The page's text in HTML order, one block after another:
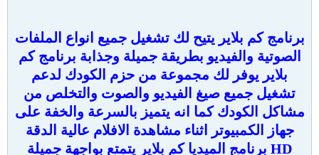
برنامج كم بلاير يتيح لك تشغيل جميع انواع الملفات
الصوتية والفيديو بطريقة جميلة وجذابة برنامج كم
بلاير يوفر لك مجموعة من حزم الكودك لدعم
تشغيل جميع صيغ الفيديو والصوت والتخلص من
مشاكل الكودك كما انه يتميز بالسرعة والخفة على
جهاز الكمبيوتر اثناء مشاهدة الافلام عالية الدقة
HD برنامج الميديا كم بلاير يتمتع بواجهة جميلة